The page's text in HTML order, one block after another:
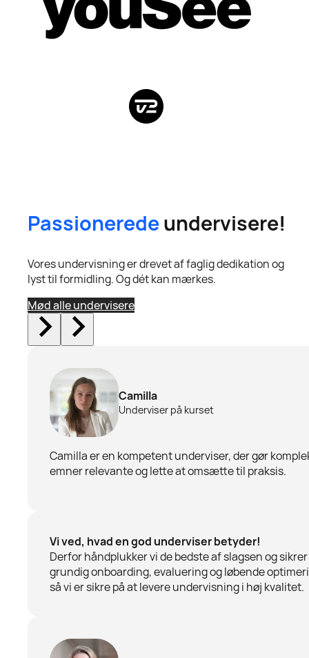
Passioneredeundervisere!
Vores undervisning er drevet af faglig dedikation og
lyst til formidling. Og dét kan mærkes.
Mød alle undervisere
Camilla
Underviser på kurset
Camilla er en kompetent underviser, der gør
emner relevante og lette at omsætte til praksis.
Vi ved, hvad en god underviser betyder!
Derfor håndplukker vi de bedste af slagsen og sikrer
grundig onboarding, evaluering og løbende
så vi er sikre på at levere undervisning i høj kvalitet.